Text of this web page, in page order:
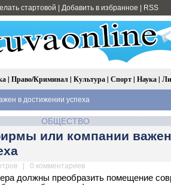
стартовой Добавить в избранное RSS
| Право/Криминал| Культура| Спорт| Наука|
в достижении успеха
ОБЩЕСТВО
или компании
| 0 комментариев
должны преобразить помещение